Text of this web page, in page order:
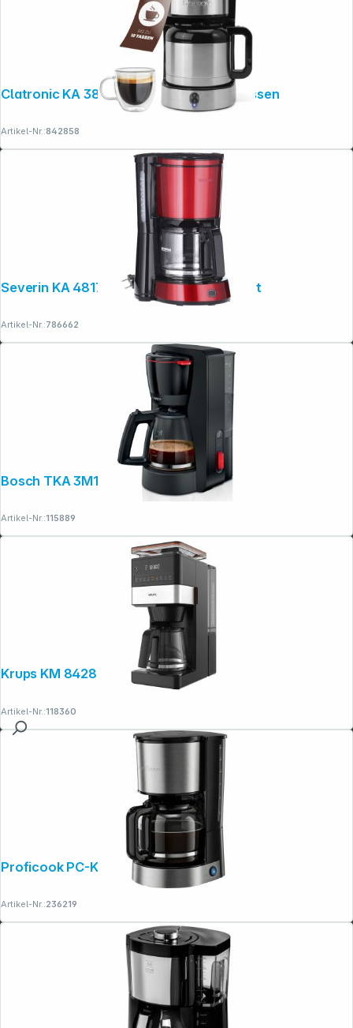
Clatronic KA 3805 Kaffeeautomat 10 Tassen
Artikel-Nr.:842858
Severin KA 4817 Filterkaffeemaschine rot
Artikel-Nr.:786662
Bosch TKA 3M133 MyMoment schwarz
Artikel-Nr.:115889
Krups KM 8428 Grind Aroma XL
Artikel-Nr.:118360
Proficook PC-KA 1330 dark-inox
Artikel-Nr.:236219